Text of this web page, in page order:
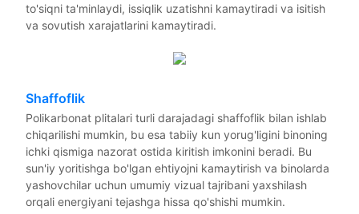
to'siqni ta'minlaydi, issiqlik uzatishni kamaytiradi va isitish
va sovutish xarajatlarini kamaytiradi.
Shaffoflik
Polikarbonat plitalari turli darajadagi shaffoflik bilan ishlab
chiqarilishi mumkin, bu esa tabiiy kun yorug'ligini binoning
ichki qismiga nazorat ostida kiritish imkonini beradi. Bu
sun'iy yoritishga bo'lgan ehtiyojni kamaytirish va binolarda
yashovchilar uchun umumiy vizual tajribani yaxshilash
orqali energiyani tejashga hissa qo'shishi mumkin.